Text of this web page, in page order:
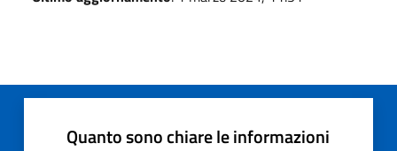
Quanto sono chiare le informazioni